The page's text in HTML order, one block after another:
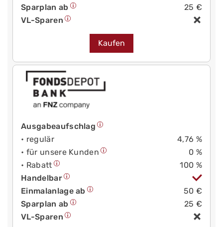
Sparplan ab
25 €
VL-Sparen
Kaufen
Ausgabeaufschlag
• regulär
4,76 %
• für unsere Kunden
0 %
• Rabatt
100 %
Handelbar
Einmalanlage ab
50 €
Sparplan ab
25 €
VL-Sparen